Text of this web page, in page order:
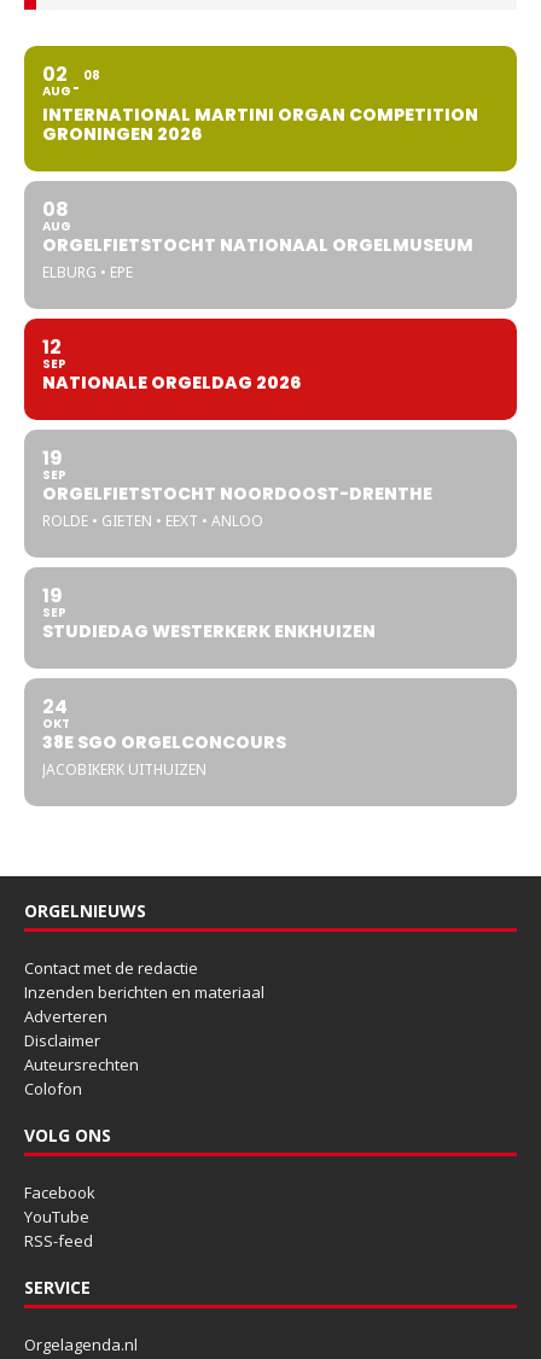
02
AUG
08
INTERNATIONAL MARTINI ORGAN COMPETITION
GRONINGEN 2026
08
AUG
ORGELFIETSTOCHT NATIONAAL ORGELMUSEUM
ELBURG • EPE
12
SEP
NATIONALE ORGELDAG 2026
19
SEP
ORGELFIETSTOCHT NOORDOOST-DRENTHE
ROLDE • GIETEN • EEXT • ANLOO
19
SEP
STUDIEDAG WESTERKERK ENKHUIZEN
24
OKT
38E SGO ORGELCONCOURS
JACOBIKERK UITHUIZEN
ORGELNIEUWS
Contact met de redactie
Inzenden berichten en materiaal
Adverteren
Disclaimer
Auteursrechten
Colofon
VOLG ONS
Facebook
YouTube
RSS-feed
SERVICE
Orgelagenda.nl